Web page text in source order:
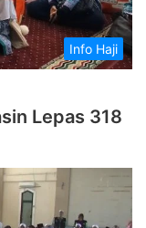
Info Haji
Lepas 318